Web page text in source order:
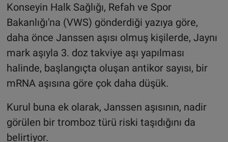
Konseyin Halk Sağlığı, Refah ve Spor
Bakanlığı'na (VWS) gönderdiği yazıya göre,
daha önce Janssen aşısı olmuş kişilerde, Jaynı
mark aşıyla 3. doz takviye aşı yapılması
halinde, başlangıçta oluşan antikor sayısı, bir
mRNA aşısına göre çok daha düşük.
Kurul buna ek olarak, Janssen aşısının, nadir
görülen bir tromboz türü riski taşıdığını da
belirtiyor.